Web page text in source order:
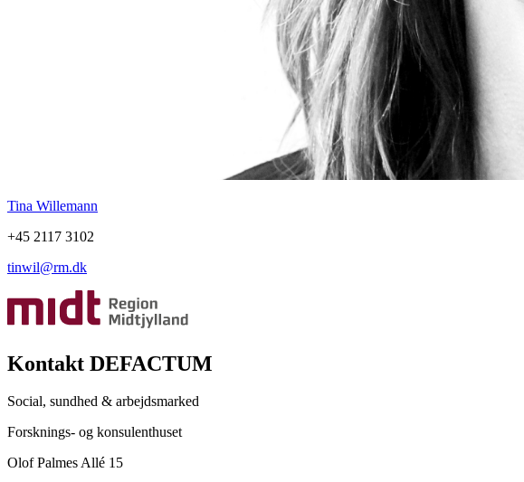
Tina Willemann
+45 2117 3102
tinwil@rm.dk
Kontakt DEFACTUM
Social, sundhed & arbejdsmarked
Forsknings- og konsulenthuset
Olof Palmes Allé 15